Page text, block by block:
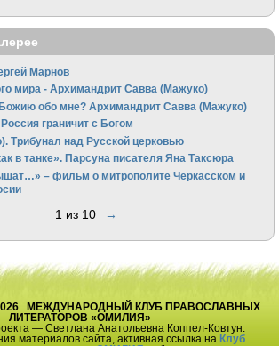
Марнов
мира - Архимандрит Савва (Мажуко)
обо мне? Архимандрит Савва (Мажуко)
граничит с Богом
Трибунал над Русской церковью
в танке». Парсуна писателя Яна Таксюра
– фильм о митрополите Черкасском и
1 из 10 →
МЕЖДУНАРОДНЫЙ КЛУБ ПРАВОСЛАВНЫХ
ЛИТЕРАТОРОВ «ОМИЛИЯ»
— Светлана Анатольевна Коппел-Ковтун.
материалов сайта, активная ссылка на Клуб